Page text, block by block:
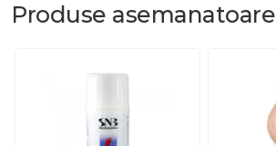
Produse asemanatoare